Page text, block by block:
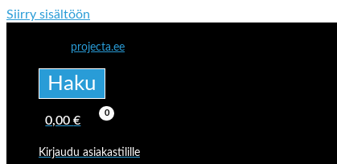
Siirry sisältöön
projecta.ee
Haku
0,00€
Kirjaudu asiakastilille